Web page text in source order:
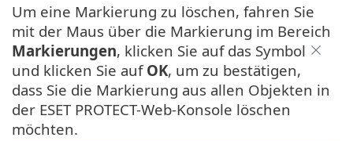
Um eine Markierung zu löschen, fahren Sie
mit der Maus über die Markierung im Bereich
Markierungen, klicken Sie auf das Symbol
und klicken Sie auf OK, um zu bestätigen,
dass Sie die Markierung aus allen Objekten in
der ESET PROTECT-Web-Konsole löschen
möchten.